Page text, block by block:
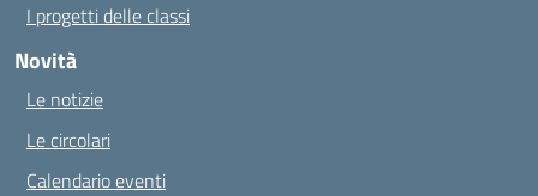
I progetti delle classi
Novità
Le notizie
Le circolari
Calendario eventi